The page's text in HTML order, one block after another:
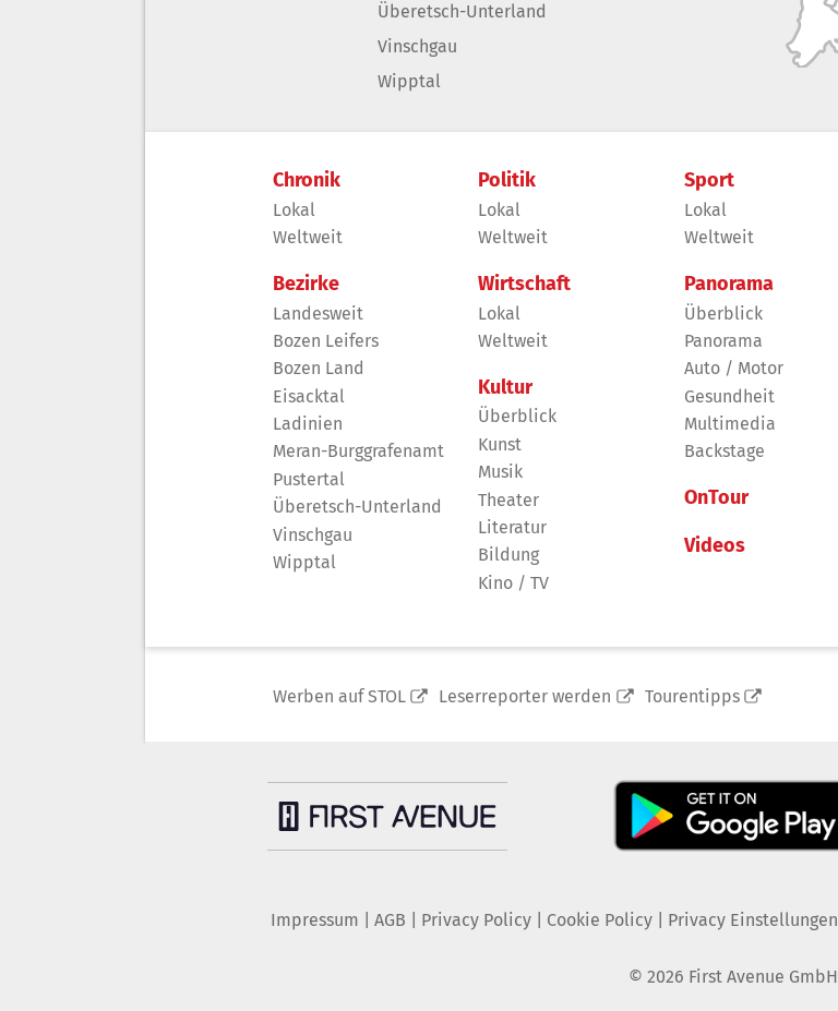
Überetsch-Unterland
Vinschgau
Wipptal
Chronik
Lokal
Weltweit
Bezirke
Landesweit
Bozen Leifers
Bozen Land
Eisacktal
Ladinien
Meran-Burggrafenamt
Pustertal
Überetsch-Unterland
Vinschgau
Wipptal
Politik
Lokal
Weltweit
Wirtschaft
Lokal
Weltweit
Kultur
Überblick
Kunst
Musik
Theater
Literatur
Bildung
Kino / TV
Sport
Lokal
Weltweit
Panorama
Überblick
Panorama
Auto / Motor
Gesundheit
Multimedia
Backstage
OnTour
Videos
Werben auf STOL Leserreporter werden Tourentipps
Impressum AGB Privacy Policy| Cookie Policy| Privacy Einstellungen
© 2026 First Avenue GmbH